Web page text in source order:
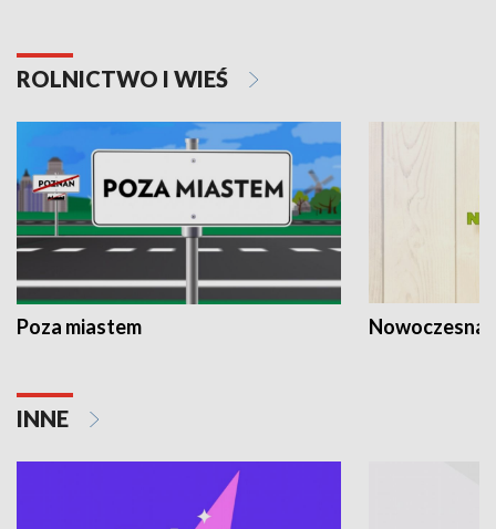
ROLNICTWO I WIEŚ
Poza miastem Nowoczesna
INNE